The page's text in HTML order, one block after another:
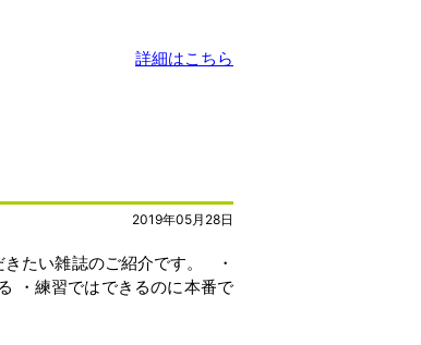
詳細はこちら
2019年05月28日
たい雑誌のご紹介です。 ・
・練習ではできるのに本番で